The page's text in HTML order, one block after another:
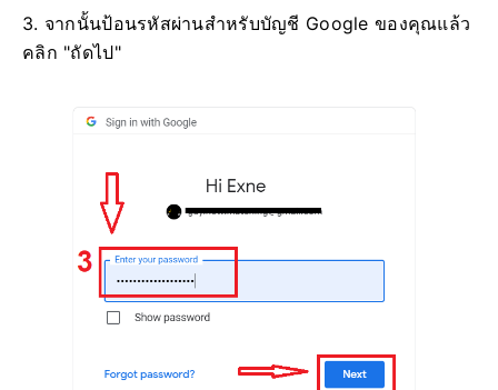
3. จากนั้นป้อนรหัสผ่านสำหรับบัญชี Google ของคุณแล้ว
คลิก "ถัดไป"